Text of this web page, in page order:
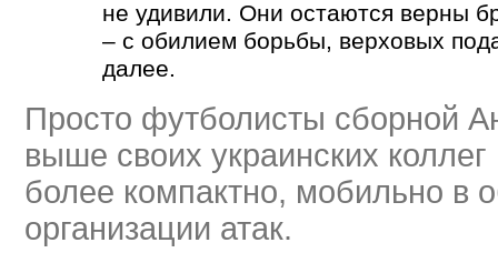
не удивили. Они остаются верны
– с обилием борьбы, верховых
далее.
Просто футболисты сборной
выше своих украинских коллег
более компактно, мобильно в
организации атак.